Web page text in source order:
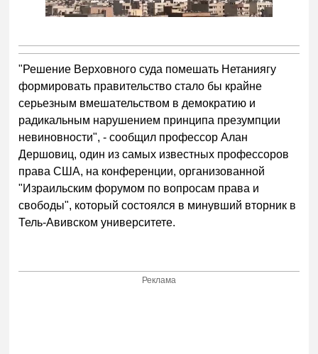
"Решение Верховного суда помешать Нетаниягу
формировать правительство стало бы крайне
серьезным вмешательством в демократию и
радикальным нарушением принципа презумпции
невиновности", - сообщил профессор Алан
Дершовиц, один из самых известных профессоров
права США, на конференции, организованной
"Израильским форумом по вопросам права и
свободы", который состоялся в минувший вторник в
Тель-Авивском университете.
Реклама